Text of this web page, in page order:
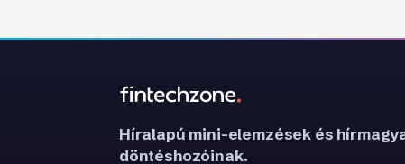
Híralapú mini-elemzések és
döntéshozóinak.